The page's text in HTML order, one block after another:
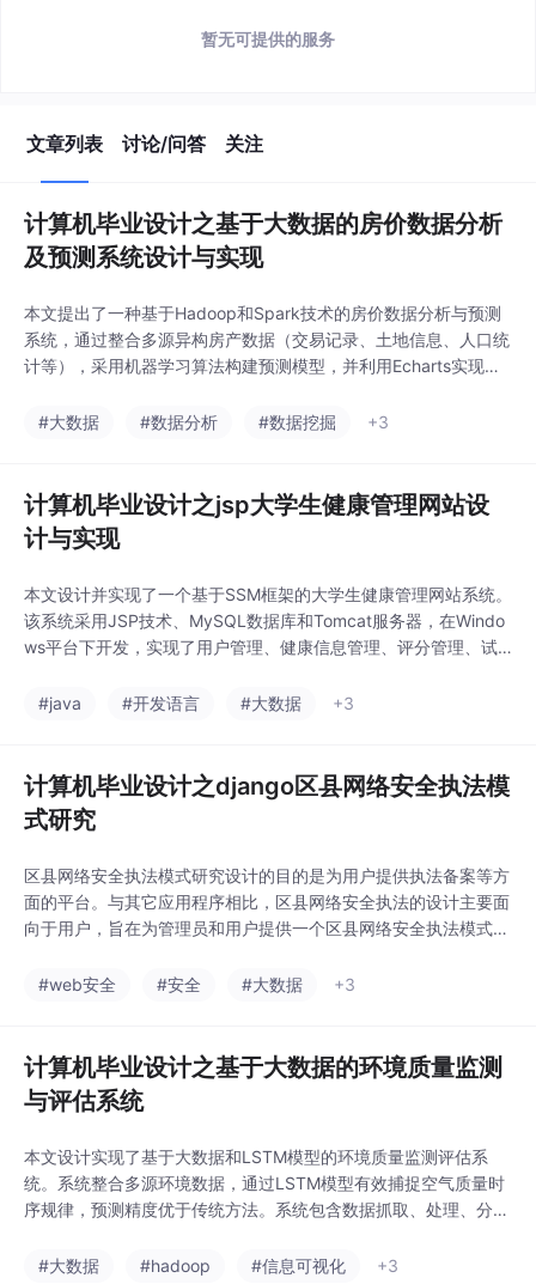
暂无可提供的服务
文章列表 讨论/问答 关注
计算机毕业设计之基于大数据的房价数据分析
及预测系统设计与实现
本文提出了一种基于Hadoop和Spark技术的房价数据分析与预测
系统，通过整合多源异构房产数据（交易记录、土地信息、人口统
计等），采用机器学习算法构建预测模型，并利用Echarts实现数
块，能够自动采集清洗数据、建立预测模型，并通过可视化看板直
#大数据 #数据分析 #数据挖掘 +3
计算机毕业设计之jsp大学生健康管理网站设
计与实现
本文设计并实现了一个基于SSM框架的大学生健康管理网站系统。
该系统采用JSP技术、MySQL数据库和Tomcat服务器，在Windo
ws平台下开发，实现了用户管理、健康信息管理、评分管理、试
化的设计，有效解决了传统人工管理方式效率低下、难以应对大规
#java #开发语言 #大数据 +3
计算机毕业设计之django区县网络安全执法模
式研究
区县网络安全执法模式研究设计的目的是为用户提供执法备案等方
面的平台。与其它应用程序相比，区县网络安全执法的设计主要面
向于用户，旨在为管理员和用户提供一个区县网络安全执法模式研
式研究是在Windows操作系统下的应用平台。为防止出现兼容性
#web安全 #安全 #大数据 +3
计算机毕业设计之基于大数据的环境质量监测
与评估系统
本文设计实现了基于大数据和LSTM模型的环境质量监测评估系
统。系统整合多源环境数据，通过LSTM模型有效捕捉空气质量时
序规律，预测精度优于传统方法。系统包含数据抓取、处理、分
程。实验表明，该系统能准确预测空气质量，提供直观的可视化界
#大数据 #hadoop #信息可视化 +3